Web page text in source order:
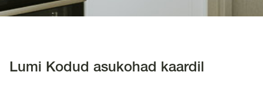
Lumi Kodud asukohad kaardil